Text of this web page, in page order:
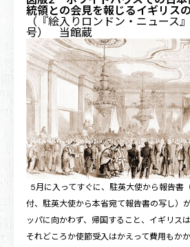
統領との会見を報じるイギリス
（『絵入りロンドン・ニュース
号） 当館蔵
5月に入ってすぐに、駐英大使から報告書
付、駐英大使から本省宛て報告書の写し）
ッパに向かわず、帰国すること、イギリス
それどころか使節受入はかえって費用もか